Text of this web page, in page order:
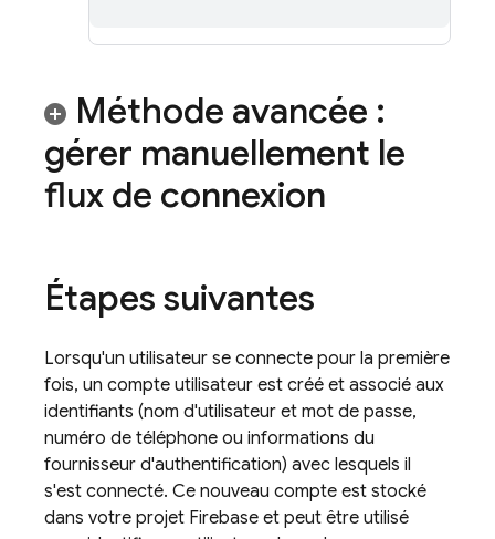
Méthode avancée :
gérer manuellement le
flux de connexion
Étapes suivantes
Lorsqu'un utilisateur se connecte pour la première
fois, un compte utilisateur est créé et associé aux
identifiants (nom d'utilisateur et mot de passe,
numéro de téléphone ou informations du
fournisseur d'authentification) avec lesquels il
s'est connecté. Ce nouveau compte est stocké
dans votre projet Firebase et peut être utilisé